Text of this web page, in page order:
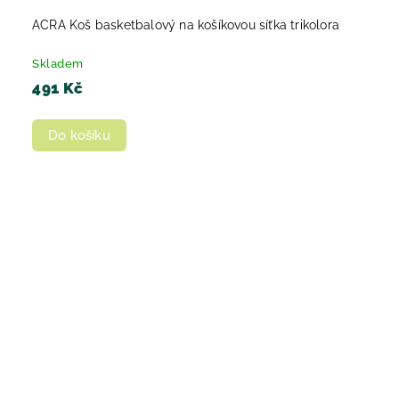
ACRA Koš basketbalový na košíkovou síťka trikolora
Skladem
491 Kč
Do košíku